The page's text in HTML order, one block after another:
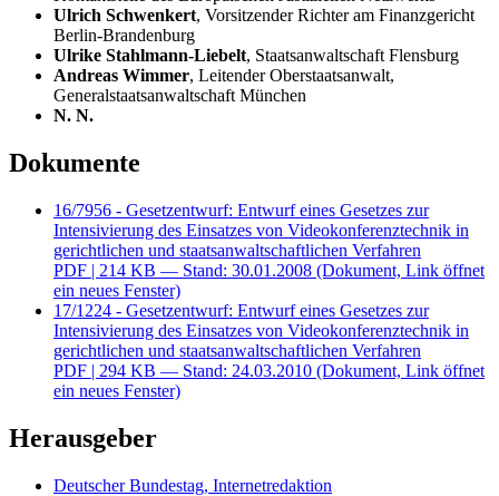
Ulrich Schwenkert, Vorsitzender Richter am Finanzgericht
Berlin-Brandenburg
Ulrike Stahlmann-Liebelt, Staatsanwaltschaft Flensburg
Andreas Wimmer, Leitender Oberstaatsanwalt,
Generalstaatsanwaltschaft München
N. N.
Dokumente
16/7956 - Gesetzentwurf: Entwurf eines Gesetzes zur
Intensivierung des Einsatzes von Videokonferenztechnik in
gerichtlichen und staatsanwaltschaftlichen Verfahren
PDF | 214 KB — Stand: 30.01.2008 (Dokument, Link öffnet
ein neues Fenster)
17/1224 - Gesetzentwurf: Entwurf eines Gesetzes zur
Intensivierung des Einsatzes von Videokonferenztechnik in
gerichtlichen und staatsanwaltschaftlichen Verfahren
PDF | 294 KB — Stand: 24.03.2010 (Dokument, Link öffnet
ein neues Fenster)
Herausgeber
Deutscher Bundestag, Internetredaktion